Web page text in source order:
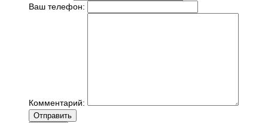
Ваш телефон:
Комментарий:
Отправить